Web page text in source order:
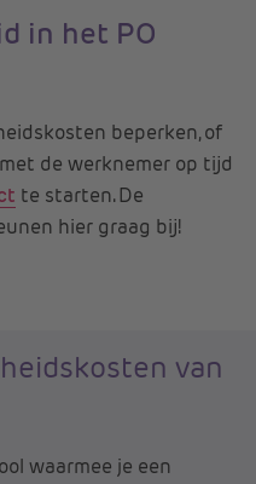
in het PO
beperken, of
de werknemer op tijd
te starten. De
hier graag bij!
van
waarmee je een